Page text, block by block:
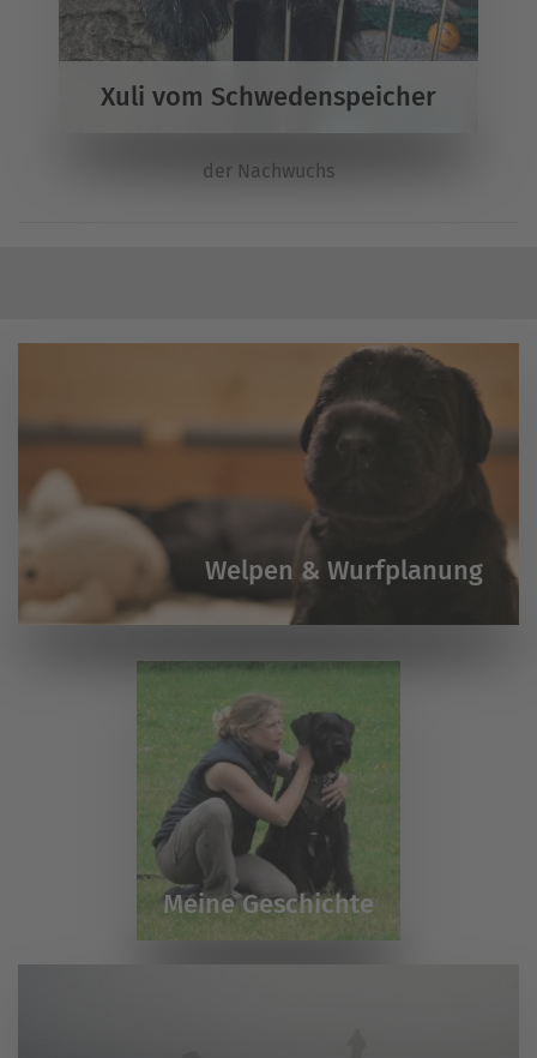
Xuli vom Schwedenspeicher
der Nachwuchs
Welpen & Wurfplanung
Meine Geschichte